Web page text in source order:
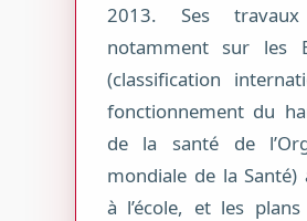
2013. Ses
notamment sur les
(classification
fonctionnement du
de la santé de
mondiale de la Santé)
à l’école, et les